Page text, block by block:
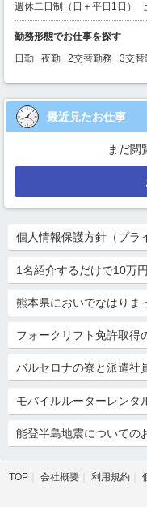
週休二日制（日＋平日1日）
勤務形態でお仕事を探す
日勤
夜勤 2交替勤務 3交替
最近見たお仕事
まだ閲
TOP 会社概要 利用規約